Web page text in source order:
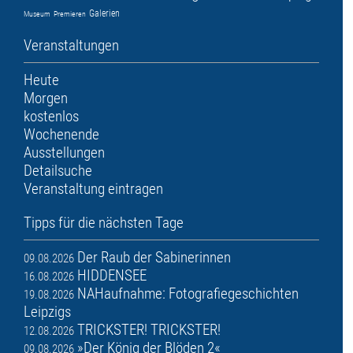
Museum Premieren Galerien
Veranstaltungen
Heute
Morgen
kostenlos
Wochenende
Ausstellungen
Detailsuche
Veranstaltung eintragen
Tipps für die nächsten Tage
09.08.2026 Der Raub der Sabinerinnen
16.08.2026 HIDDENSEE
19.08.2026 NAHaufnahme: Fotografiegeschichten
Leipzigs
12.08.2026 TRICKSTER! TRICKSTER!
09.08.2026 »Der König der Blöden 2«